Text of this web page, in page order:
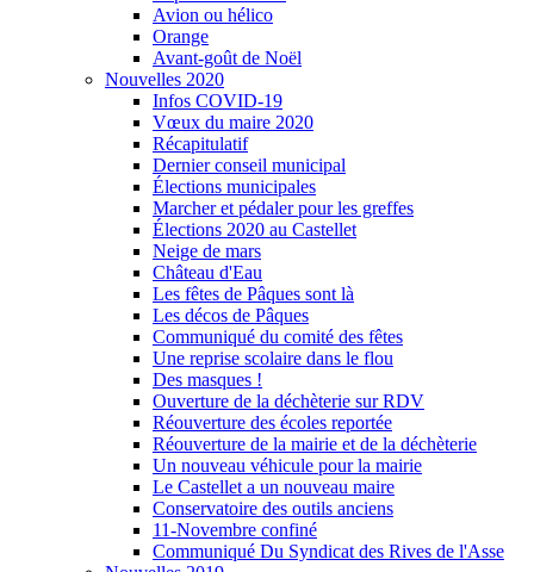
Avion ou hélico
Orange
Avant-goût de Noël
Nouvelles 2020
Infos COVID-19
Vœux du maire 2020
Récapitulatif
Dernier conseil municipal
Élections municipales
Marcher et pédaler pour les greffes
Élections 2020 au Castellet
Neige de mars
Château d'Eau
Les fêtes de Pâques sont là
Les décos de Pâques
Communiqué du comité des fêtes
Une reprise scolaire dans le flou
Des masques !
Ouverture de la déchèterie sur RDV
Réouverture des écoles reportée
Réouverture de la mairie et de la déchèterie
Un nouveau véhicule pour la mairie
Le Castellet a un nouveau maire
Conservatoire des outils anciens
11-Novembre confiné
Communiqué Du Syndicat des Rives de l'Asse